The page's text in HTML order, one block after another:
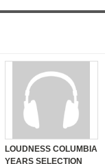
LOUDNESS COLUMBIA
YEARS SELECTION